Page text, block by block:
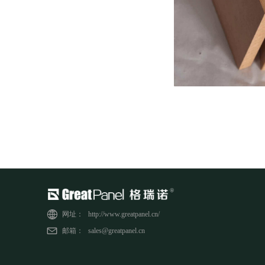
网址：
http://www.greatpanel.cn/
邮箱：
sales@greatpanel.cn